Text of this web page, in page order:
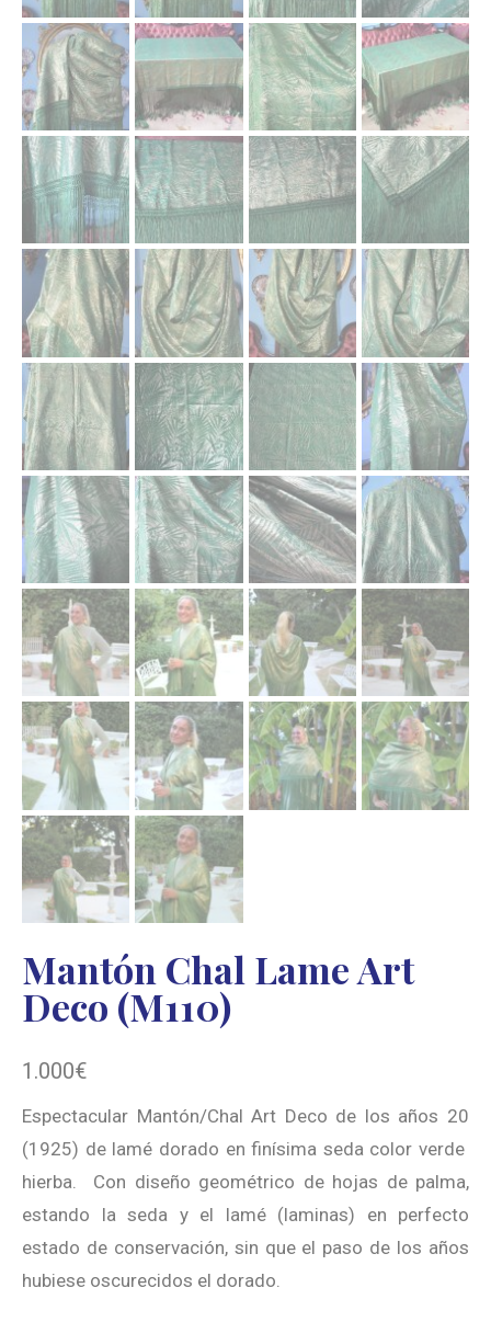
Mantón Chal Lame Art
Deco (M110)
1.000€
Espectacular Mantón/Chal Art Deco de los años 20
(1925) de lamé dorado en finísima seda color verde
hierba. Con diseño geométrico de hojas de palma,
estando la seda y el lamé (laminas) en perfecto
estado de conservación, sin que el paso de los años
hubiese oscurecidos el dorado.